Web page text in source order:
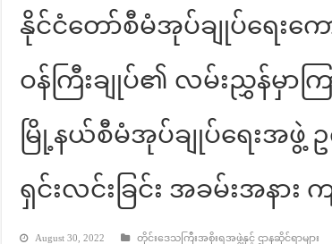
နိုင်ငံတော်စီမံအုပ်ချုပ်ရေးကော
ဝန်ကြီးချုပ်၏ လမ်းညွှန်မှာကြ
မြို့နယ်စီမံအုပ်ချုပ်ရေးအဖွဲ့ ဥ
ရှင်းလင်းခြင်း အခမ်းအနား
August 30, 2022 တိုင်းဒေသကြီးအစိုးရအဖွဲ့နှင့် ဌာနဆိုင်ရာများ